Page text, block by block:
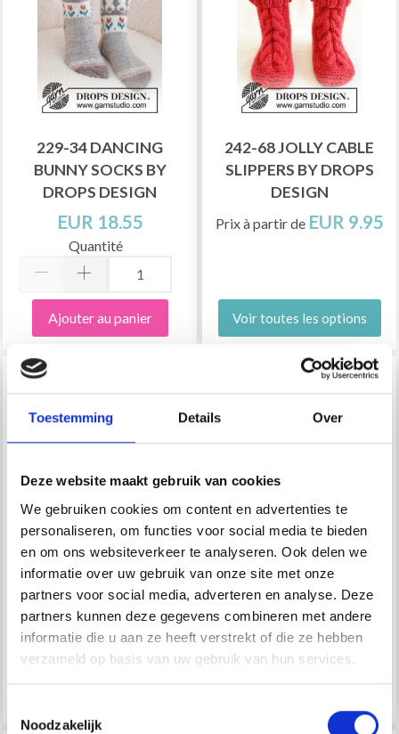
Toestemming Details Over
Deze website maakt gebruik van cookies
We gebruiken cookies om content en advertenties te
personaliseren, om functies voor social media te bieden
en om ons websiteverkeer te analyseren. Ook delen we
informatie over uw gebruik van onze site met onze
partners voor social media, adverteren en analyse. Deze
partners kunnen deze gegevens combineren met andere
informatie die u aan ze heeft verstrekt of die ze hebben
verzameld op basis van uw gebruik van hun services.
Noodzakelijk
229-34 DANCING
BUNNY SOCKS BY
DROPS DESIGN
EUR 18.55
Quantité
Ajouter au panier
242-68 JOLLY CABLE
SLIPPERS BY DROPS
DESIGN
Prix à partir de EUR 9.95
Voir toutes les options
244-43 HOLY SOCKS!
BY DROPS DESIGN
EUR 8.60
244-44 BEWITCHED
CAT SOCKS BY DROPS
DESIGN
EUR 8.60